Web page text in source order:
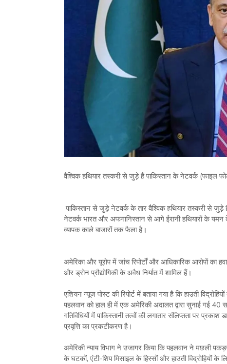
वैश्विक हथियार तस्करी से जुड़े हैं पाकिस्तान के नेटवर्क (फाइल
पाकिस्तान से जुड़े नेटवर्क के तार वैश्विक हथियार तस्करी से जुड़े
नेटवर्क भारत और अफगानिस्तान से आगे ईरानी हथियारों के
व्यापक काले बाजारों तक फैला है।
अमेरिका और यूरोप में जांच रिपोर्टों और आधिकारिक आरोपों का
और ड्रोन प्रौद्योगिकी के अवैध निर्यात में शामिल हैं।
एशियन न्यूज पोस्ट की रिपोर्ट में बताया गया है कि हाउती
पहलवान को हाल ही में एक अमेरिकी अदालत द्वारा सुनाई गई
गतिविधियों में पाकिस्तानी तत्वों की लगातार संलिप्तता पर
प्रवृत्ति का प्रकटीकरण है।
अमेरिकी न्याय विभाग ने उजागर किया कि पहलवान ने मछली
के घटकों, एंटी-शिप मिसाइल के हिस्सों और हाउती विद्रोहियों के